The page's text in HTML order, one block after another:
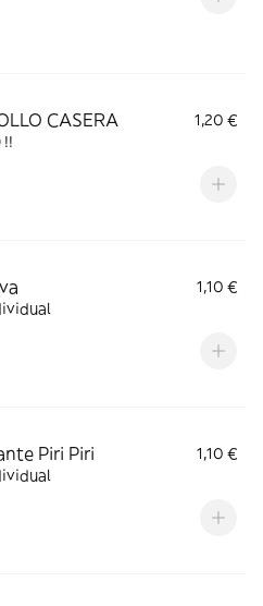
CASERA
1,20 €
!!
1,10 €
Piri Piri
1,10 €